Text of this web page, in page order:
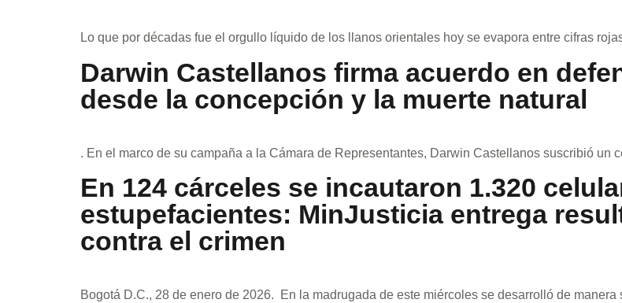
Lo que por décadas fue el orgullo líquido de los llanos orientales hoy se evapora entre cifras
Darwin Castellanos firma acuerdo en
desde la concepción y la muerte natural
. En el marco de su campaña a la Cámara de Representantes, Darwin Castellanos suscribió un
En 124 cárceles se incautaron 1.320
estupefacientes: MinJusticia entrega
contra el crimen
Bogotá D.C., 28 de enero de 2026. En la madrugada de este miércoles se desarrolló de